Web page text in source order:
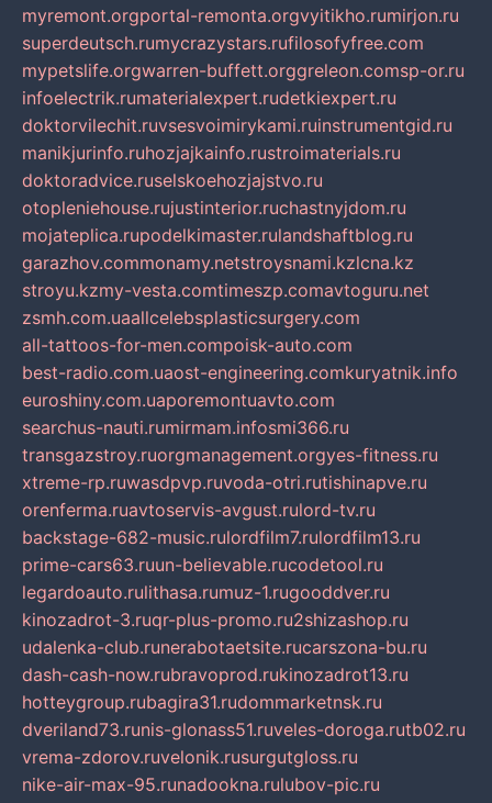
myremont.orgportal-remonta.orgvyitikho.rumirjon.ru
superdeutsch.rumycrazystars.rufilosofyfree.com
mypetslife.orgwarren-buffett.orggreleon.comsp-or.ru
infoelectrik.rumaterialexpert.rudetkiexpert.ru
doktorvilechit.ruvsesvoimirykami.ruinstrumentgid.ru
manikjurinfo.ruhozjajkainfo.rustroimaterials.ru
doktoradvice.ruselskoehozjajstvo.ru
otopleniehouse.rujustinterior.ruchastnyjdom.ru
mojateplica.rupodelkimaster.rulandshaftblog.ru
garazhov.commonamy.netstroysnami.kzlcna.kz
stroyu.kzmy-vesta.comtimeszp.comavtoguru.net
zsmh.com.uaallcelebsplasticsurgery.com
all-tattoos-for-men.compoisk-auto.com
best-radio.com.uaost-engineering.comkuryatnik.info
euroshiny.com.uaporemontuavto.com
searchus-nauti.rumirmam.infosmi366.ru
transgazstroy.ruorgmanagement.orgyes-fitness.ru
xtreme-rp.ruwasdpvp.ruvoda-otri.rutishinapve.ru
orenferma.ruavtoservis-avgust.rulord-tv.ru
backstage-682-music.rulordfilm7.rulordfilm13.ru
prime-cars63.ruun-believable.rucodetool.ru
legardoauto.rulithasa.rumuz-1.rugooddver.ru
kinozadrot-3.ruqr-plus-promo.ru2shizashop.ru
udalenka-club.runerabotaetsite.rucarszona-bu.ru
dash-cash-now.rubravoprod.rukinozadrot13.ru
hotteygroup.rubagira31.rudommarketnsk.ru
dveriland73.runis-glonass51.ruveles-doroga.rutb02.ru
vrema-zdorov.ruvelonik.rusurgutgloss.ru
nike-air-max-95.runadookna.rulubov-pic.ru